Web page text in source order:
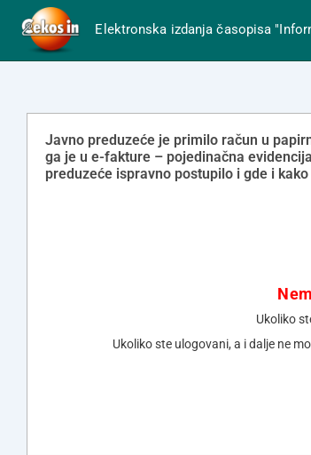
Elektronska izdanja časopisa
Javno preduzeće je primilo račun u
ga je u e-fakture – pojedinačna
preduzeće ispravno postupilo i gde i
Ukoliko
Ukoliko ste ulogovani, a i dalje ne